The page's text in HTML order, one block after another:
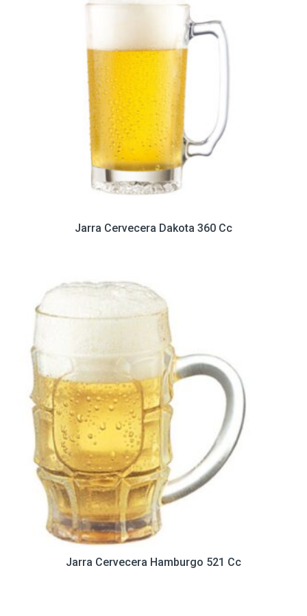
Jarra Cervecera Dakota 360 Cc
Jarra Cervecera Hamburgo 521 Cc